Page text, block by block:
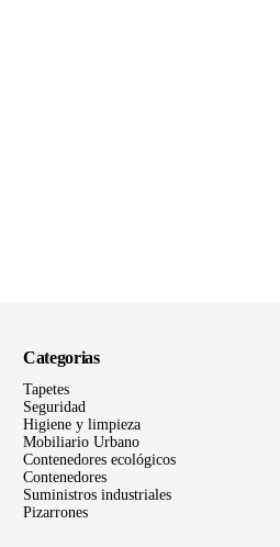
Categorias
Tapetes
Seguridad
Higiene y limpieza
Mobiliario Urbano
Contenedores ecológicos
Contenedores
Suministros industriales
Pizarrones